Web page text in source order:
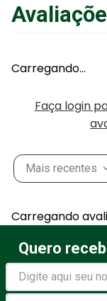
Carregando…
Faça login
Mais recentes
Carregando
Quero